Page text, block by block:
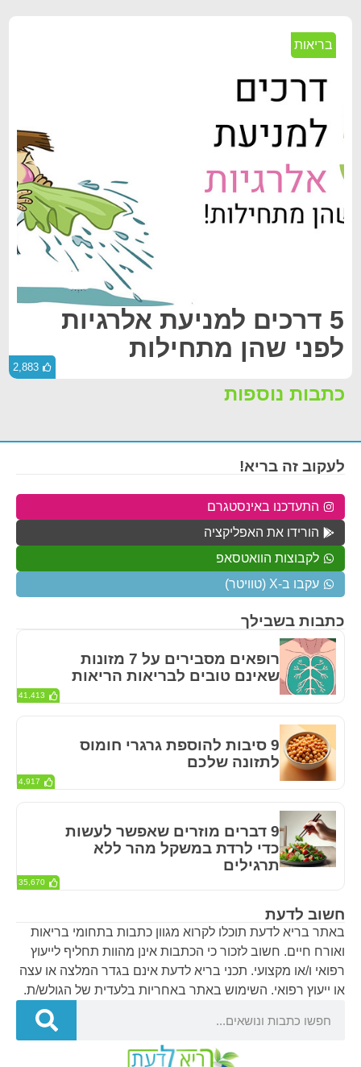
בריאות
5 דרכים למניעת אלרגיות
לפני שהן מתחילות
2,883
כתבות נוספות
חשוב לדעת
באתר בריא לדעת תוכלו לקרוא מגוון כתבות בתחומי בריאות
ואורח חיים. חשוב לזכור כי הכתבות אינן מהוות תחליף לייעוץ
רפואי ו/או מקצועי. תכני בריא לדעת אינם בגדר המלצה או עצה
או ייעוץ רפואי. השימוש באתר באחריות בלעדית של הגולש/ת.
כתבות בשבילך
רופאים מסבירים על 7 מזונות
שאינם טובים לבריאות הריאות
41,413
9 סיבות להוספת גרגרי חומוס
לתזונה שלכם
4,917
9 דברים מוזרים שאפשר לעשות
כדי לרדת במשקל מהר ללא
תרגילים
35,670
לעקוב זה בריא!
התעדכנו באינסטגרם
הורידו את האפליקציה
לקבוצות הוואטסאפ
עקבו ב-X (טוויטר)